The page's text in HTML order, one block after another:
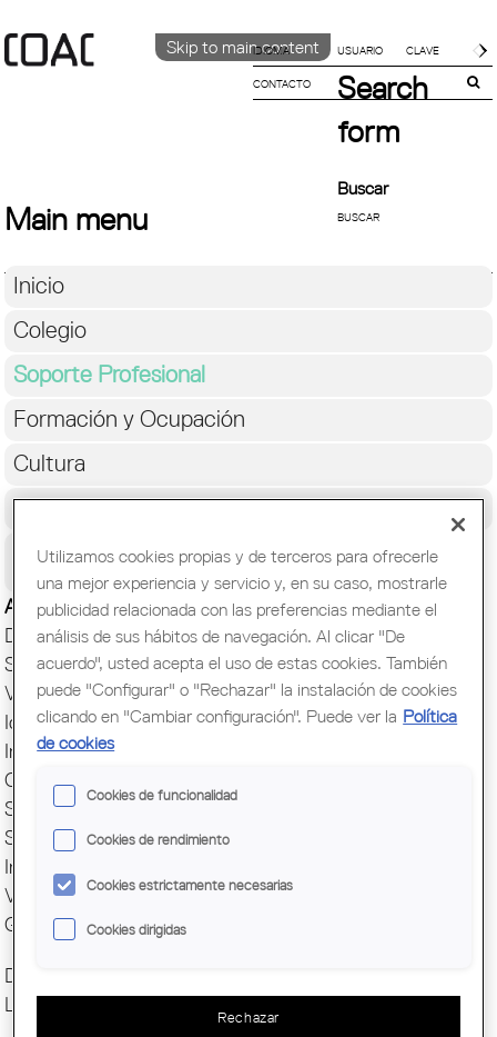
Skip to main content
IDIOMA
CATALÀ
CONTACTO
Search
form
Buscar
Main menu
Inicio
Colegio
Soporte Profesional
Formación y Ocupación
Cultura
Congreso Mundial de Arquitectos/as
Ciudadanía
Actualidad
Directorio de arquitectos
Secretaría
Visado, IITs y Registro
Idoneidad Técnica IIT
Información Técnica OCT
Concursos OCP
Soporte Jurídico
Soporte Informático
Internacional
Ventajas y descuentos
Gestión del despacho
Descarbonizando la arquitectura
Listado de documentos de soporte profesional
Utilizamos cookies propias y de terceros para ofrecerle
una mejor experiencia y servicio y, en su caso, mostrarle
publicidad relacionada con las preferencias mediante el
análisis de sus hábitos de navegación. Al clicar "De
acuerdo", usted acepta el uso de estas cookies. También
puede "Configurar" o "Rechazar" la instalación de cookies
clicando en "Cambiar configuración". Puede ver la Política
de cookies
Cookies de funcionalidad
Cookies de rendimiento
Cookies estrictamente necesarias
Cookies dirigidas
Rechazar